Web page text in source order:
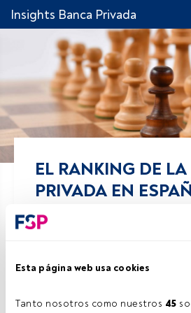
Esta página web usa cookies
Tanto nosotros como nuestros 45
Insights Banca Privada
EL RANKING DE
PRIVADA EN
31 mayo 2022
FundsPeople .
Por quinto año consecutivo, la